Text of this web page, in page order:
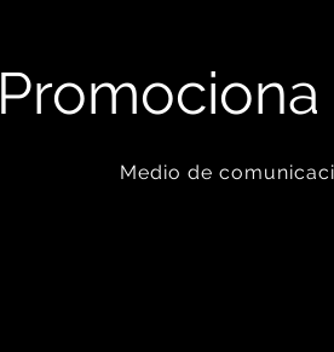
Promociona
Medio de